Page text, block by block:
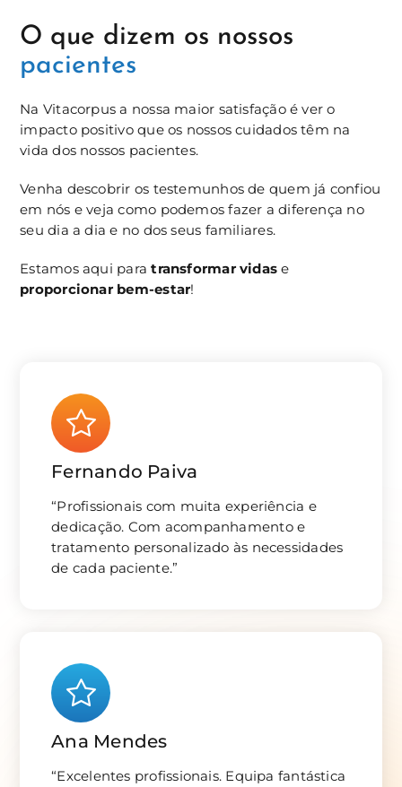
Fernando Paiva
“Profissionais com muita experiência e
dedicação. Com acompanhamento e
tratamento personalizado às necessidades
de cada paciente.”
Ana Mendes
“Excelentes profissionais. Equipa fantástica
O que dizem os nossos
pacientes
Na Vitacorpus a nossa maior satisfação é ver o
impacto positivo que os nossos cuidados têm na
vida dos nossos pacientes.
Venha descobrir os testemunhos de quem já confiou
em nós e veja como podemos fazer a diferença no
seu dia a dia e no dos seus familiares.
Estamos aqui paratransformar vidas e
proporcionar bem-estar!